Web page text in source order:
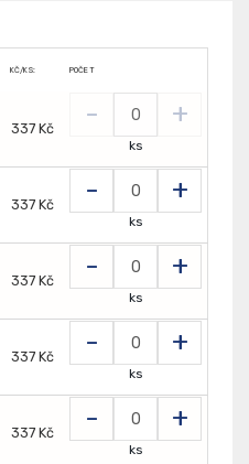
KČ/KS: POČET
337 Kč - +
ks
337 Kč - +
ks
337 Kč - +
ks
337 Kč - +
ks
337 Kč - +
ks